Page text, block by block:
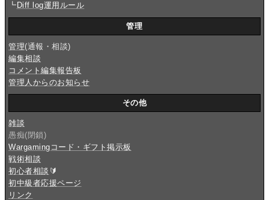
┗ Diff log運用ルール
管理
管理(通報・相談)
編集相談
コメント編集報告板
管理人からのお知らせ
その他
雑談
愚痴(閉鎖)
Wargamingコード・ギフト掲示板
戦術相談
初心者相談 🔰
初中級者応援ページ
リンク